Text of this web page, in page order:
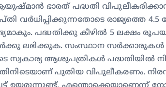
ഭാരത് പദ്ധതി വിപുലീകരിക്കാന്‍
വര്‍ധിപ്പിക്കുന്നതോടെ രാജ്യത്തെ
പദ്ധതിക്കു കീഴില്‍ 5 ലക്ഷം
ലഭിക്കുക. സംസ്ഥാന സര്‍ക്കാരുകള്‍
ആശുപത്രികള്‍ പദ്ധതിയില്‍
പുതിയ വിപുലീകരണം.